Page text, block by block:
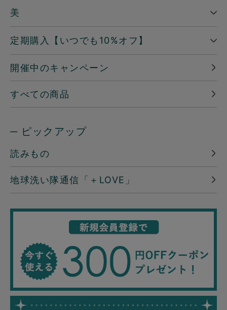
美
定期購入【いつでも10%オフ】
開催中のキャンペーン
すべての商品
─ ピックアップ
読みもの
地球洗い隊通信「＋LOVE」